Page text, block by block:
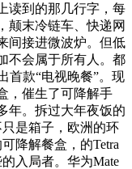
读到的那几行字，每
颠末冷链车、快递网
间接进微波炉。但低
不会属于所有人。都
首款“电视晚餐”。现
，催生了可降解手
年。拆过大年夜饭的
是箱子，欧洲的环
降解餐盒，的Tetra
入局者。华为Mate